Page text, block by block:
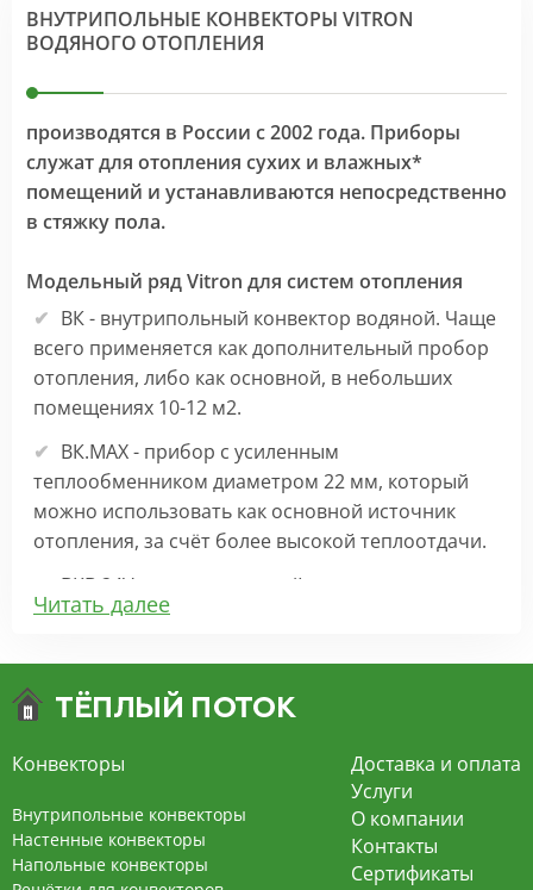
ВНУТРИПОЛЬНЫЕ КОНВЕКТОРЫ VITRON
ВОДЯНОГО ОТОПЛЕНИЯ
производятся в России с 2002 года. Приборы
служат для отопления сухих и влажных*
помещений и устанавливаются непосредственно
в стяжку пола.
Модельный ряд Vitron для систем отопления
ВК - внутрипольный конвектор водяной. Чаще
всего применяется как дополнительный пробор
отопления, либо как основной, в небольших
помещениях 10-12 м2.
ВК.МАХ - прибор с усиленным
теплообменником диаметром 22 мм, который
можно использовать как основной источник
отопления, за счёт более высокой теплоотдачи.
ВКВ 24V – внутрипольный конвектор
отопления с вентилятором на 24В подходит для
экономит электроэнергию и бесшумно работает.
конвекцией на 220В. За счет тангенциального
вентилятора создает принудительную
конвекцию, что позволяет обогревать
помещения большой площади.
Читать далее
Конвекторы
Внутрипольные конвекторы
Настенные конвекторы
Напольные конвекторы
Доставка и оплата
Услуги
О компании
Контакты
Сертификаты